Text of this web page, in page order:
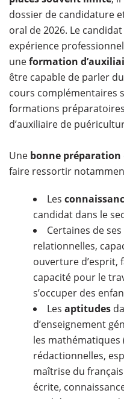
dossier de candidature
oral de 2026. Le
expérience
uneformation
être capable de parler
cours complémentaires
formations
d’auxiliaire de
Une bonne préparation
faire ressortir
Les
candidat dans le
Certaines de
relationnelles,
ouverture
capacité pour le
s’occuper des
Les aptitudes
d’enseignement
les mathématiques
rédactionnelles,
maîtrise du
écrite,